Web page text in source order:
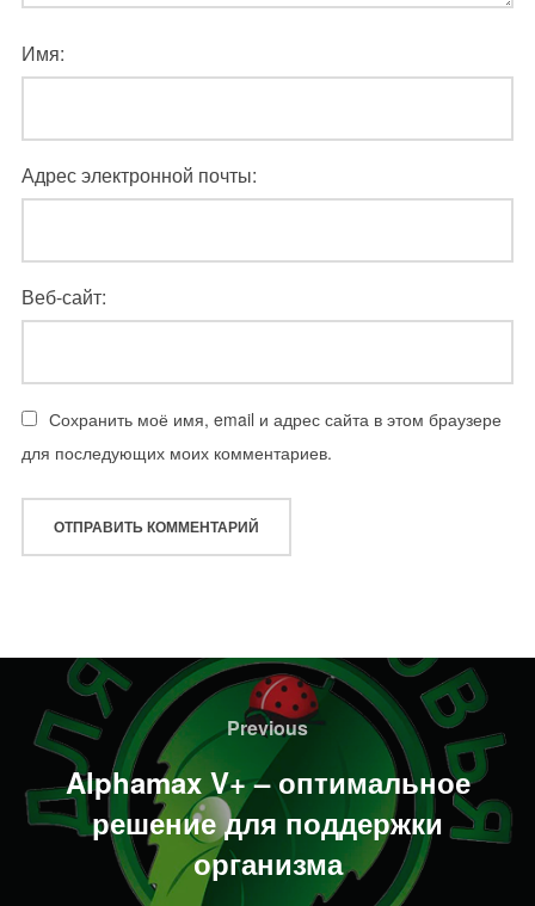
Имя:
Адрес электронной почты:
Веб-сайт:
Сохранить моё имя, email и адрес сайта в этом браузере
для последующих моих комментариев.
Навигация
по
записям
Previous
Previous
Alphamax V+ – оптимальное
решение для поддержки
организма